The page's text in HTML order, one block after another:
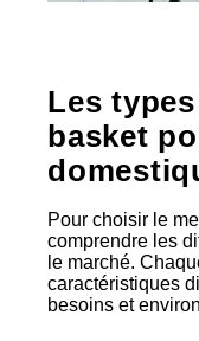
Les types
basket
Pour choisir le
comprendre les
le marché.
caractéristiques
besoins et